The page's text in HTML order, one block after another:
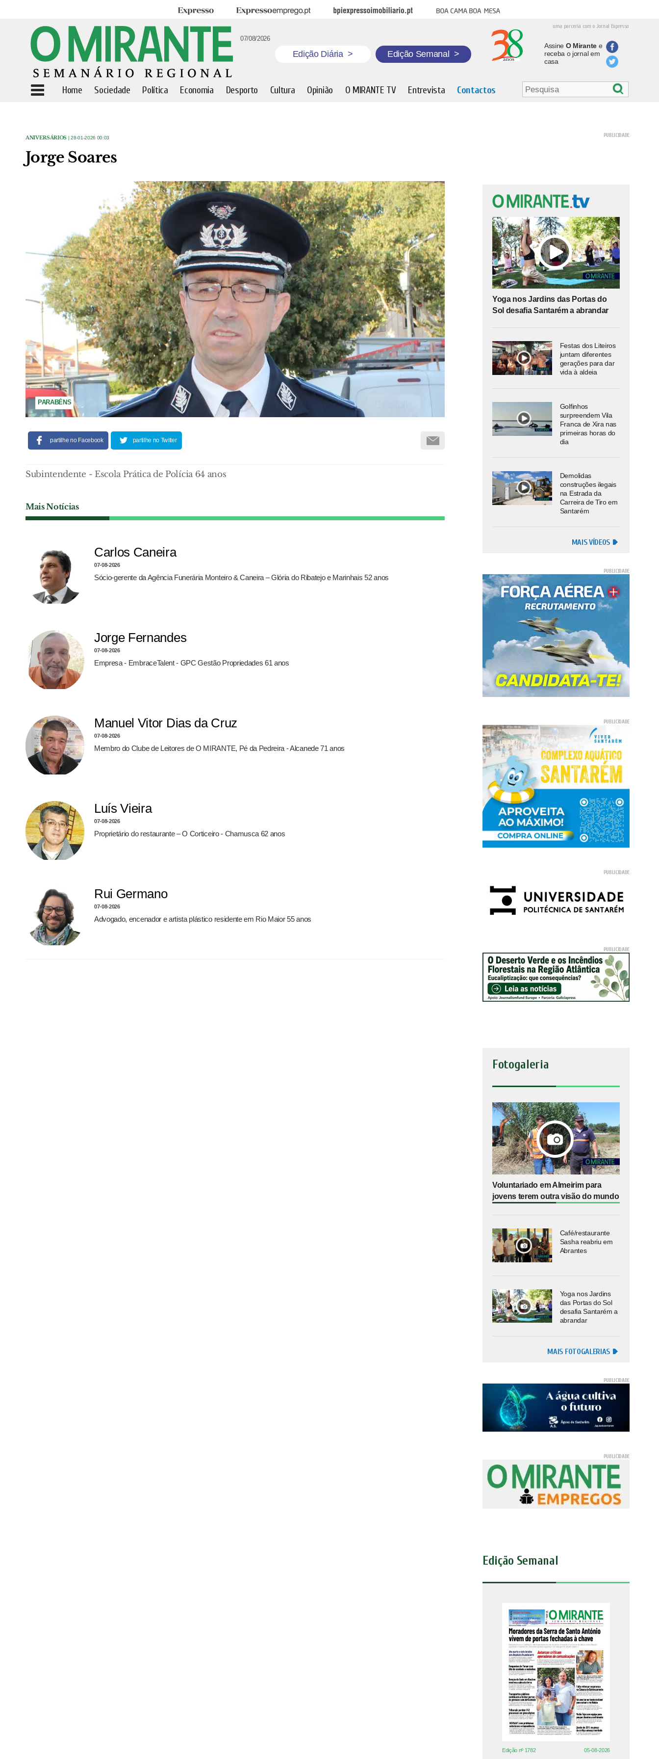
Expresso Expresso Emprego BPI Expresso Imobiliário Boa cama boa mesa
uma parceria com o Jornal Expresso
07/08/2026
Edição Diária > Edição Semanal >
Assine O Mirantee
receba o jornal em
casa
Home Sociedade Política Economia Desporto Cultura Opinião O MIRANTE TV Entrevista Contactos
ANIVERSÁRIOS | 28-01-2026 00:03
Jorge Soares
PARABÉNS
partilhe no Facebook partilhe no Twitter
Subintendente - Escola Prática de Polícia 64 anos
Mais Notícias
Carlos Caneira
07-08-2026
Sócio-gerente da Agência Funerária Monteiro & Caneira – Glória do Ribatejo e Marinhais 52 anos
Jorge Fernandes
07-08-2026
Empresa - EmbraceTalent - GPC Gestão Propriedades 61 anos
Manuel Vitor Dias da Cruz
07-08-2026
Membro do Clube de Leitores de O MIRANTE, Pé da Pedreira - Alcanede 71 anos
Luís Vieira
07-08-2026
Proprietário do restaurante – O Corticeiro - Chamusca 62 anos
Rui Germano
07-08-2026
Advogado, encenador e artista plástico residente em Rio Maior 55 anos
Yoga nos Jardins das Portas do
Sol desafia Santarém a abrandar
Festas dos Liteiros
juntam diferentes
gerações para dar
vida à aldeia
Golfinhos
surpreendem Vila
Franca de Xira nas
primeiras horas do
dia
Demolidas
construções ilegais
na Estrada da
Carreira de Tiro em
Santarém
MAIS VÍDEOS
Fotogaleria
Voluntariado em Almeirim para
jovens terem outra visão do mundo
Café/restaurante
Sasha reabriu em
Abrantes
Yoga nos Jardins
das Portas do Sol
desafia Santarém a
abrandar
MAIS FOTOGALERIAS
Edição Semanal
Edição nº 1782 05-08-2026